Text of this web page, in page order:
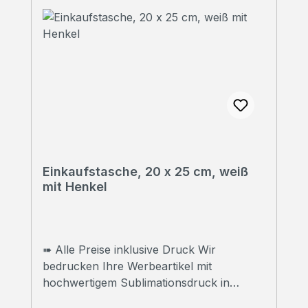
Einkaufstasche, 20 x 25 cm, weiß
mit Henkel
➠ Alle Preise inklusive Druck Wir
bedrucken Ihre Werbeartikel mit
hochwertigem Sublimationsdruck in